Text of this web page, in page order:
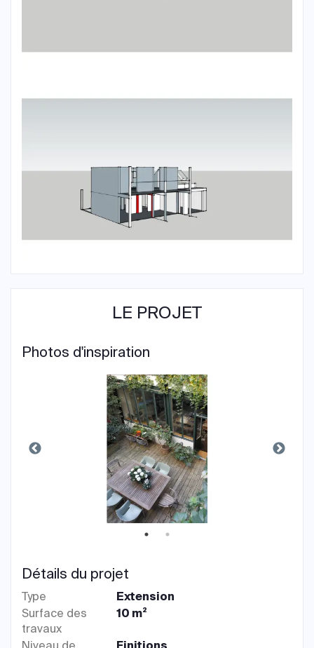
LE PROJET
Photos d'inspiration
Détails du projet
Type
Extension
Surface des
travaux
10 m²